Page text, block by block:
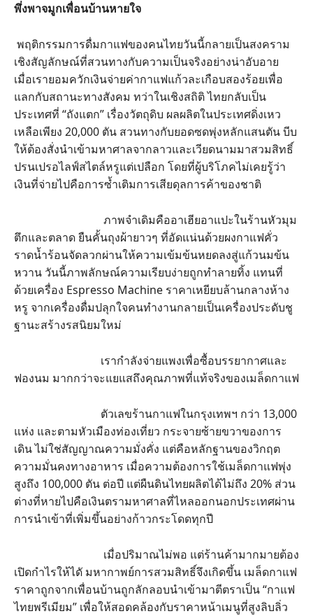
พึ่งพาจมูกเพื่อนบ้านหายใจ
พฤติกรรมการดื่มกาแฟของคนไทยวันนี้กลายเป็นสงคราม
เชิงสัญลักษณ์ที่สวนทางกับความเป็นจริงอย่างน่าอับอาย
เมื่อเรายอมควักเงินจ่ายค่ากาแฟแก้วละเกือบสองร้อยเพื่อ
แลกกับสถานะทางสังคม ทว่าในเชิงสถิติ ไทยกลับเป็น
ประเทศที่ “ถังแตก” เรื่องวัตถุดิบ ผลผลิตในประเทศดิ่งเหว
เหลือเพียง 20,000 ตัน สวนทางกับยอดซดพุ่งหลักแสนตัน บีบ
ให้ต้องสั่งนำเข้ามหาศาลจากลาวและเวียดนามมาสวมสิทธิ์
ปรนเปรอไลฟ์สไตล์หรูแต่เปลือก โดยที่ผู้บริโภคไม่เคยรู้ว่า
เงินที่จ่ายไปคือการซ้ำเติมการเสียดุลการค้าของชาติ
ภาพจำเดิมคืออาเฮียอาแปะในร้านหัวมุม
ตึกและตลาด ยืนคั้นถุงผ้ายาวๆ ที่อัดแน่นด้วยผงกาแฟคั่ว
ราดน้ำร้อนจัดลวกผ่านให้ความเข้มข้นหยดลงสู่แก้วนมข้น
หวาน วันนี้ภาพลักษณ์ความเรียบง่ายถูกทำลายทิ้ง แทนที่
ด้วยเครื่อง Espresso Machine ราคาเหยียบล้านกลางห้าง
หรู จากเครื่องดื่มปลุกใจคนทำงานกลายเป็นเครื่องประดับชู
ฐานะสร้างรสนิยมใหม่
เรากำลังจ่ายแพงเพื่อซื้อบรรยากาศและ
ฟองนม มากกว่าจะแยแสถึงคุณภาพที่แท้จริงของเมล็ดกาแฟ
ตัวเลขร้านกาแฟในกรุงเทพฯ กว่า 13,000
แห่ง และตามหัวเมืองท่องเที่ยว กระจายซ้ายขวาของการ
เดิน ไม่ใช่สัญญาณความมั่งคั่ง แต่คือหลักฐานของวิกฤต
ความมั่นคงทางอาหาร เมื่อความต้องการใช้เมล็ดกาแฟพุ่ง
สูงถึง 100,000 ตัน ต่อปี แต่ผืนดินไทยผลิตได้ไม่ถึง 20% ส่วน
ต่างที่หายไปคือเงินตรามหาศาลที่ไหลออกนอกประเทศผ่าน
การนำเข้าที่เพิ่มขึ้นอย่างก้าวกระโดดทุกปี
เมื่อปริมาณไม่พอ แต่ร้านค้ามากมายต้อง
เปิดกำไรให้ไดั มหากาพย์การสวมสิทธิ์จึงเกิดขึ้น เมล็ดกาแฟ
ราคาถูกจากเพื่อนบ้านถูกลักลอบนำเข้ามาตีตราเป็น “กาแฟ
ไทยพรีเมียม” เพื่อให้สอดคล้องกับราคาหน้าเมนูที่สูงลิบลิ่ว